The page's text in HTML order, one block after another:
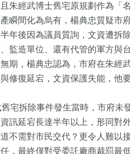
朱經武博士舊宅原規劃作為「
瞬間化為烏有，楊典忠質疑市
年後因為議員質詢，文資遭拆
監造單位、還有代管的軍方與
期，楊典忠認為，市府在朱經
修復延宕，文資保護失能，他
宅拆除事件發生當時，市府未
訊延宕長達半年以上，形同對
不需對市民交代？更令人難以
，最終僅對受委託廠商裁罰最
+ 4+
綜藝